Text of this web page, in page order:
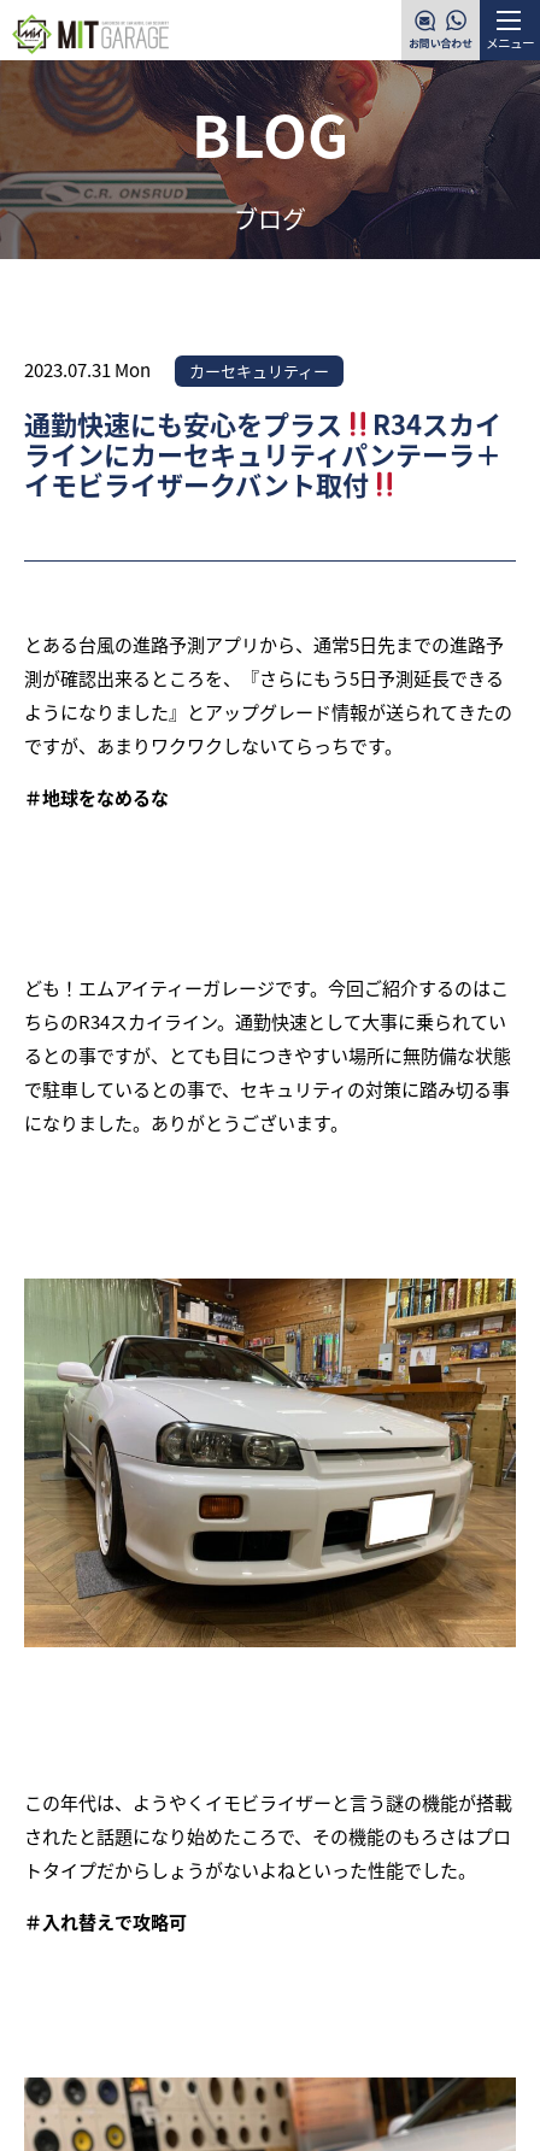
メニュー
BLOG
ブログ
2023.07.31 Mon カーセキュリティー
通勤快速にも安心をプラス R34スカイ
ラインにカーセキュリティパンテーラ＋
イモビライザークバント取付
とある台風の進路予測アプリから、通常5日先までの進路予
測が確認出来るところを、『さらにもう5日予測延長できる
ようになりました』とアップグレード情報が送られてきたの
ですが、あまりワクワクしないてらっちです。
＃地球をなめるな
ども！エムアイティーガレージです。今回ご紹介するのはこ
ちらのR34スカイライン。通勤快速として大事に乗られてい
るとの事ですが、とても目につきやすい場所に無防備な状態
で駐車しているとの事で、セキュリティの対策に踏み切る事
になりました。ありがとうございます。
この年代は、ようやくイモビライザーと言う謎の機能が搭載
されたと話題になり始めたころで、その機能のもろさはプロ
トタイプだからしょうがないよねといった性能でした。
＃入れ替えで攻略可